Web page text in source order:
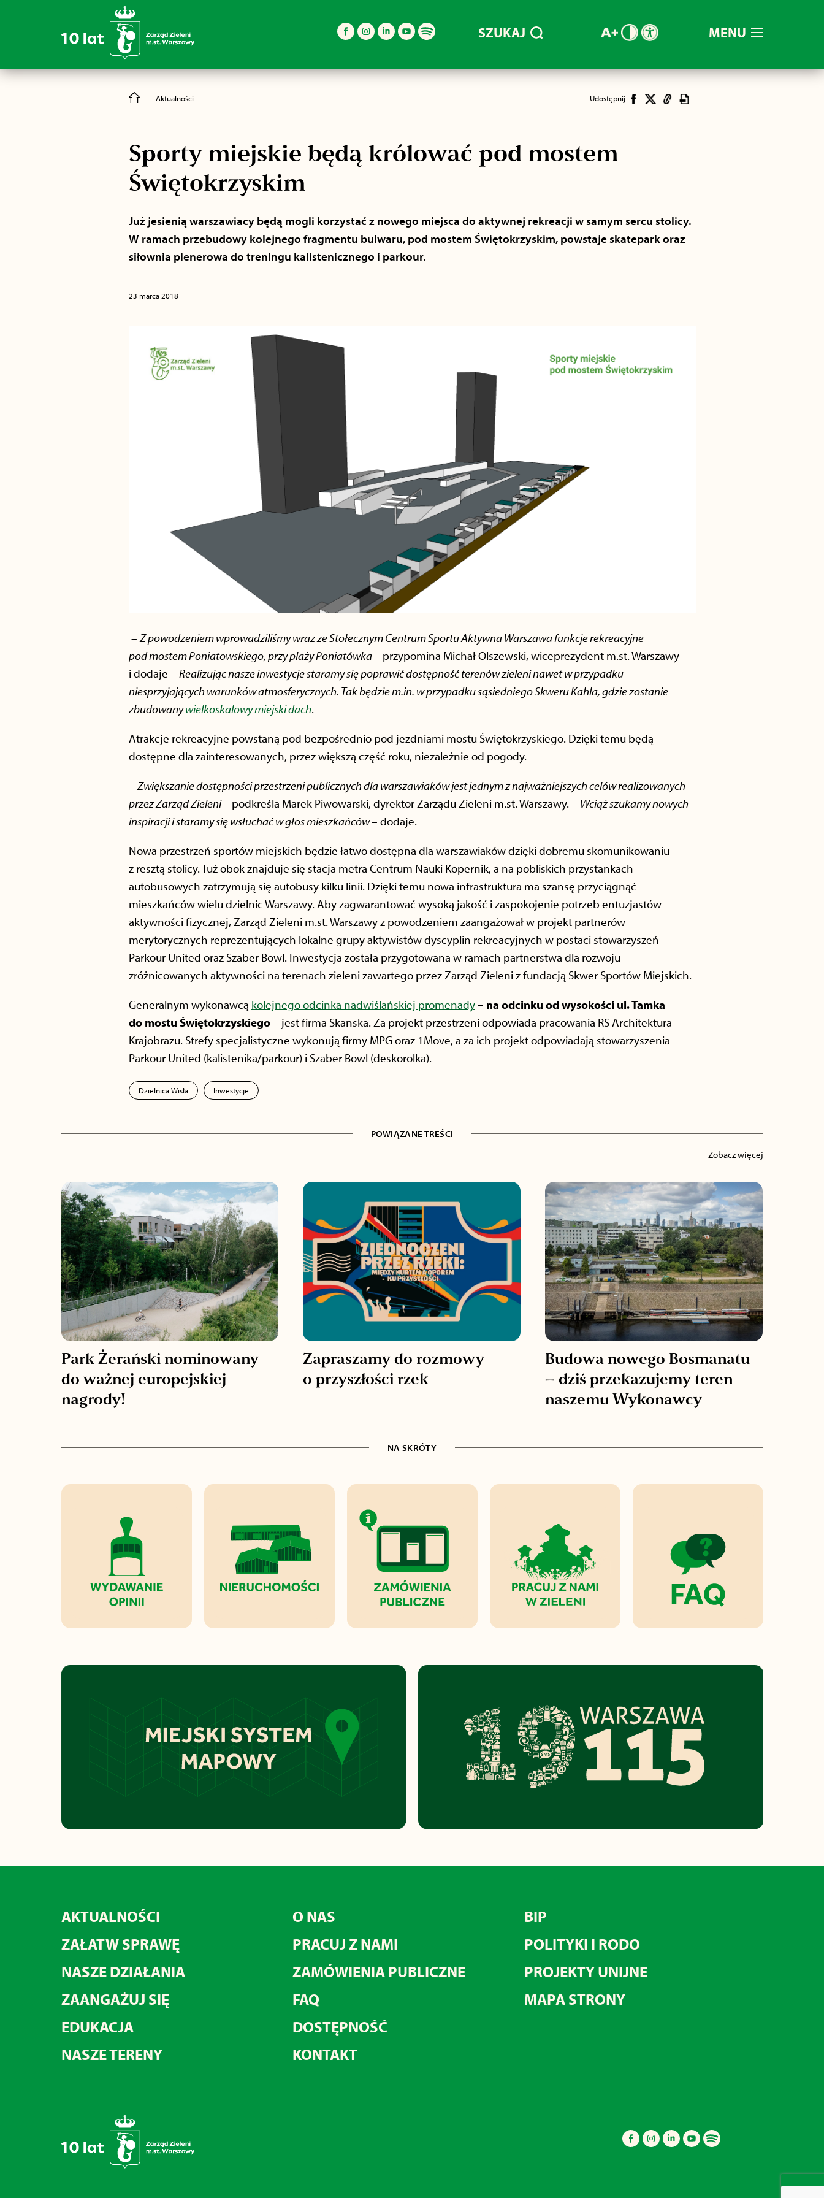
MENU
SZUKAJ
― Aktualności Udostępnij
Sporty miejskie będą królować pod mostem
Świętokrzyskim
Już jesienią warszawiacy będą mogli korzystać z nowego miejsca do aktywnej rekreacji w samym sercu stolicy.
W ramach przebudowy kolejnego fragmentu bulwaru, pod mostem Świętokrzyskim, powstaje skatepark oraz
siłownia plenerowa do treningu kalistenicznego i parkour.
23 marca 2018
–Z powodzeniem wprowadziliśmy wraz ze Stołecznym Centrum Sportu Aktywna Warszawa funkcje rekreacyjne
pod mostem Poniatowskiego, przy plaży Poniatówka– przypomina Michał Olszewski, wiceprezydent m.st. Warszawy
i dodaje – Realizując nasze inwestycje staramy się poprawić dostępność terenów zieleni nawet w przypadku
niesprzyjających warunków atmosferycznych. Tak będzie m.in. w przypadku sąsiedniego Skweru Kahla, gdzie zostanie
zbudowanywielkoskalowy miejski dach.
Atrakcje rekreacyjne powstaną pod bezpośrednio pod jezdniami mostu Świętokrzyskiego. Dzięki temu będą
dostępne dla zainteresowanych, przez większą część roku, niezależnie od pogody.
–Zwiększanie dostępności przestrzeni publicznych dla warszawiaków jest jednym z najważniejszych celów realizowanych
przez Zarząd Zieleni– podkreśla Marek Piwowarski, dyrektor Zarządu Zieleni m.st. Warszawy. – Wciąż szukamy nowych
inspiracji i staramy się wsłuchać w głos mieszkańców– dodaje.
Nowa przestrzeń sportów miejskich będzie łatwo dostępna dla warszawiaków dzięki dobremu skomunikowaniu
z resztą stolicy. Tuż obok znajduje się stacja metra Centrum Nauki Kopernik, a na pobliskich przystankach
autobusowych zatrzymują się autobusy kilku linii. Dzięki temu nowa infrastruktura ma szansę przyciągnąć
mieszkańców wielu dzielnic Warszawy. Aby zagwarantować wysoką jakość i zaspokojenie potrzeb entuzjastów
aktywności fizycznej, Zarząd Zieleni m.st. Warszawy z powodzeniem zaangażował w projekt partnerów
merytorycznych reprezentujących lokalne grupy aktywistów dyscyplin rekreacyjnych w postaci stowarzyszeń
Parkour United oraz Szaber Bowl. Inwestycja została przygotowana w ramach partnerstwa dla rozwoju
zróżnicowanych aktywności na terenach zieleni zawartego przez Zarząd Zieleni z fundacją Skwer Sportów Miejskich.
Generalnym wykonawcą kolejnego odcinka nadwiślańskiej promenady– na odcinku od wysokości ul. Tamka
do mostu Świętokrzyskiego– jest firma Skanska. Za projekt przestrzeni odpowiada pracowania RS Architektura
Krajobrazu. Strefy specjalistyczne wykonują firmy MPG oraz 1Move, a za ich projekt odpowiadają stowarzyszenia
Parkour United (kalistenika/parkour) i Szaber Bowl (deskorolka).
Dzielnica Wisła Inwestycje
POWIĄZANE TREŚCI
Zobacz więcej
Park Żerański nominowany
do ważnej europejskiej
nagrody!
Zapraszamy do rozmowy
o przyszłości rzek
Budowa nowego Bosmanatu
– dziś przekazujemy teren
naszemu Wykonawcy
NA SKRÓTY
AKTUALNOŚCI
ZAŁATW SPRAWĘ
NASZE DZIAŁANIA
ZAANGAŻUJ SIĘ
EDUKACJA
NASZE TERENY
O NAS
PRACUJ Z NAMI
ZAMÓWIENIA PUBLICZNE
FAQ
DOSTĘPNOŚĆ
KONTAKT
BIP
POLITYKI I RODO
PROJEKTY UNIJNE
MAPA STRONY